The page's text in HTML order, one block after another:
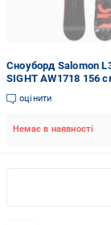
Сноуборд Salomon
SIGHT AW1718 156
оцінити
Немає в наявності